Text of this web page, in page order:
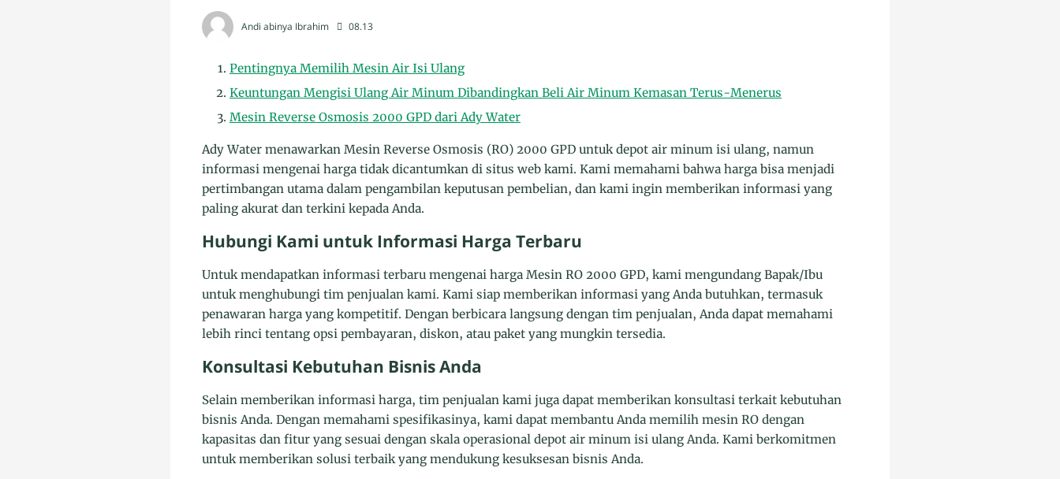
Andi abinya Ibrahim 08.13
Pentingnya Memilih Mesin Air Isi Ulang
Keuntungan Mengisi Ulang Air Minum Dibandingkan Beli Air Minum Kemasan Terus-Menerus
Mesin Reverse Osmosis 2000 GPD dari Ady Water
Ady Water menawarkan Mesin Reverse Osmosis (RO) 2000 GPD untuk depot air minum isi ulang, namun
informasi mengenai harga tidak dicantumkan di situs web kami. Kami memahami bahwa harga bisa menjadi
pertimbangan utama dalam pengambilan keputusan pembelian, dan kami ingin memberikan informasi yang
paling akurat dan terkini kepada Anda.
Hubungi Kami untuk Informasi Harga Terbaru
Untuk mendapatkan informasi terbaru mengenai harga Mesin RO 2000 GPD, kami mengundang Bapak/Ibu
untuk menghubungi tim penjualan kami. Kami siap memberikan informasi yang Anda butuhkan, termasuk
penawaran harga yang kompetitif. Dengan berbicara langsung dengan tim penjualan, Anda dapat memahami
lebih rinci tentang opsi pembayaran, diskon, atau paket yang mungkin tersedia.
Konsultasi Kebutuhan Bisnis Anda
Selain memberikan informasi harga, tim penjualan kami juga dapat memberikan konsultasi terkait kebutuhan
bisnis Anda. Dengan memahami spesifikasinya, kami dapat membantu Anda memilih mesin RO dengan
kapasitas dan fitur yang sesuai dengan skala operasional depot air minum isi ulang Anda. Kami berkomitmen
untuk memberikan solusi terbaik yang mendukung kesuksesan bisnis Anda.